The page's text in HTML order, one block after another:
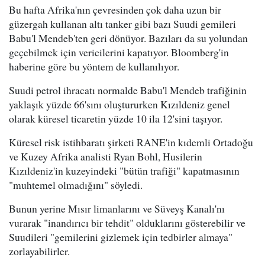
Bu hafta Afrika'nın çevresinden çok daha uzun bir
güzergah kullanan altı tanker gibi bazı Suudi gemileri
Babu'l Mendeb'ten geri dönüyor. Bazıları da su yolundan
geçebilmek için vericilerini kapatıyor. Bloomberg'in
haberine göre bu yöntem de kullanılıyor.
Suudi petrol ihracatı normalde Babu'l Mendeb trafiğinin
yaklaşık yüzde 66'sını oluştururken Kızıldeniz genel
olarak küresel ticaretin yüzde 10 ila 12'sini taşıyor.
Küresel risk istihbaratı şirketi RANE'in kıdemli Ortadoğu
ve Kuzey Afrika analisti Ryan Bohl, Husilerin
Kızıldeniz'in kuzeyindeki "bütün trafiği" kapatmasının
"muhtemel olmadığını" söyledi.
Bunun yerine Mısır limanlarını ve Süveyş Kanalı'nı
vurarak "inandırıcı bir tehdit" olduklarını gösterebilir ve
Suudileri "gemilerini gizlemek için tedbirler almaya"
zorlayabilirler.